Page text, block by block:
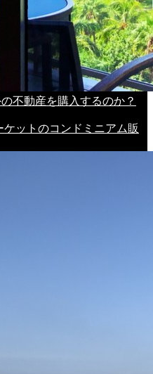
不動産を購入するのか？
ットのコンドミニアム販